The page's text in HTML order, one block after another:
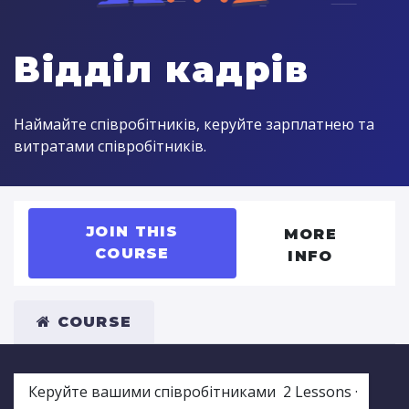
Відділ кадрів
Наймайте співробітників, керуйте зарплатнею та
витратами співробітників.
JOIN THIS
COURSE
MORE
INFO
COURSE
Керуйте вашими співробітниками 2 Lessons ·